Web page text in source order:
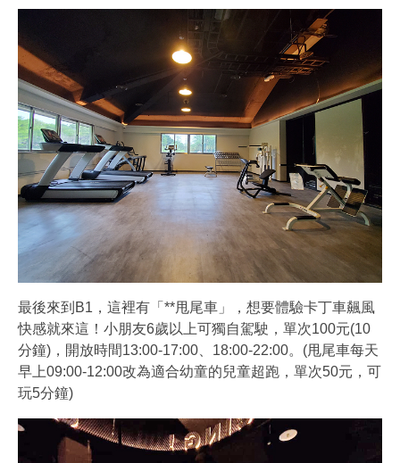
最後來到B1，這裡有「**甩尾車」，想要體驗卡丁車飆風
快感就來這！小朋友6歲以上可獨自駕駛，單次100元(10
分鐘)，開放時間13:00-17:00、18:00-22:00。(甩尾車每天
早上09:00-12:00改為適合幼童的兒童超跑，單次50元，可
玩5分鐘)